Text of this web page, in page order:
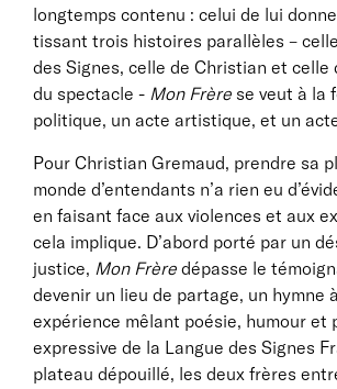
longtemps contenu : celui de lui
tissant trois histoires parallèles –
des Signes, celle de Christian et celle
du spectacle - Mon Frère se veut à la
politique, un acte artistique, et un
Pour Christian Gremaud, prendre sa
monde d’entendants n’a rien eu
en faisant face aux violences et aux
cela implique. D’abord porté par un
justice, Mon Frère dépasse le
devenir un lieu de partage, un hymne
expérience mêlant poésie, humour et
expressive de la Langue des Signes
plateau dépouillé, les deux frères